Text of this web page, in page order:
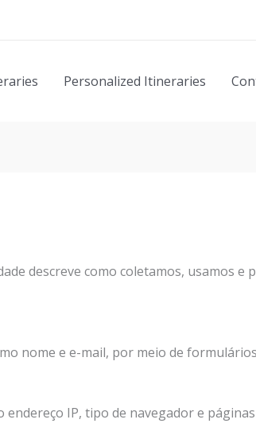
Personalized Itineraries
descreve como coletamos, usamos e
nome e e-mail, por meio de
IP, tipo de navegador e